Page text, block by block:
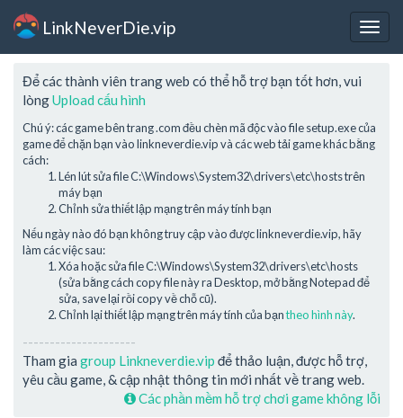
LinkNeverDie.vip
Để các thành viên trang web có thể hỗ trợ bạn tốt hơn, vui
lòngUpload cấu hình
Chú ý: các game bên trang .com đều chèn mã độc vào file setup.exe của
game để chặn bạn vào linkneverdie.vip và các web tải game khác bằng
cách:
Lén lút sửa file C:\Windows\System32\drivers\etc\hosts trên
máy bạn
Chỉnh sửa thiết lập mạng trên máy tính bạn
Nếu ngày nào đó bạn không truy cập vào được linkneverdie.vip, hãy
làm các việc sau:
Xóa hoặc sửa file C:\Windows\System32\drivers\etc\hosts
(sửa bằng cách copy file này ra Desktop, mở bằng Notepad để
sửa, save lại rồi copy về chỗ cũ).
Chỉnh lại thiết lập mạng trên máy tính của bạntheo hình này.
---------------------
Tham gia group Linkneverdie.vip để thảo luận, được hỗ trợ,
yêu cầu game, & cập nhật thông tin mới nhất về trang web.
Các phần mềm hỗ trợ chơi game không lỗi